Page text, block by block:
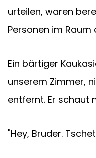
urteilen, waren
Personen im Raum
Ein bärtiger
unserem Zimmer,
entfernt. Er schaut
"Hey, Bruder.